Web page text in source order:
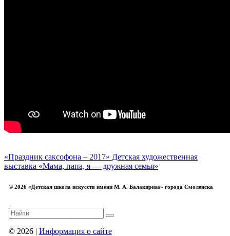
«Праздник саксофона – 2017» Детская художественная
выставка «Мама, папа, я — дружная семья»
© 2026 «Детская школа искусств имени М. А. Балакирева» города Смоленска
© 2026 | Информация о сайте